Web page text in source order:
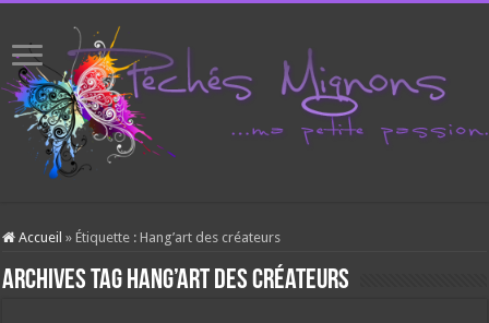
Accueil » Étiquette :Hang’art des créateurs
Archives tagHang’art des créateurs